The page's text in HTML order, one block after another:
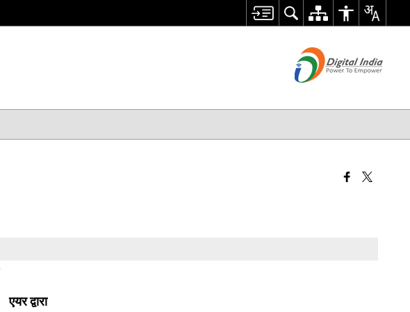
एयर द्वारा